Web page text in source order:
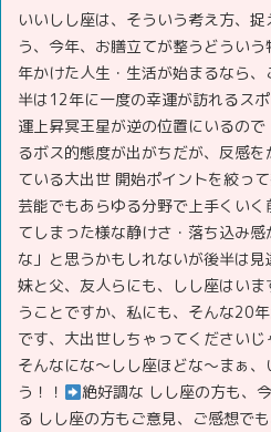
いいしし座は、そういう考え方、
う、今年、お膳立てが整うどうい
年かけた人生・生活が始まるなら
半は12年に一度の幸運が訪れるス
運上昇冥王星が逆の位置にいるの
るボス的態度が出がちだが、反感
ている大出世 開始ポイントを絞っ
芸能でもあらゆる分野で上手くい
てしまった様な静けさ・落ち込み
な」と思うかもしれないが後半は
妹と父、友人らにも、しし座はい
うことですか、私にも、そんな20
です、大出世しちゃってください
そんなにな～しし座ほどな～まぁ
う！！‍
絶好調な しし座の方も、
る しし座の方もご意見、ご感想で